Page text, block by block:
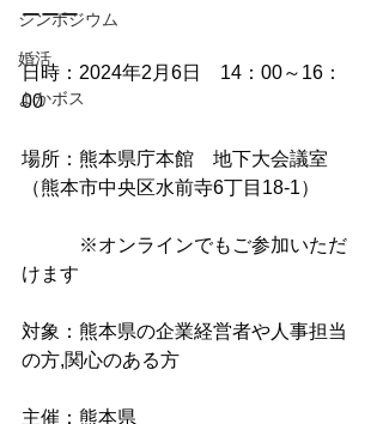
シンポジウム
婚活
よかボス
ーーー
日時：2024年2月6日　14：00～16：
00
場所：​熊本県庁本館　地下大会議室​
（熊本市中央区水前寺6丁目18-1）
※オンラインでもご参加いただ
けます
対象：熊本県の企業経営者や人事担当
の方,関心のある方
主催：熊本県